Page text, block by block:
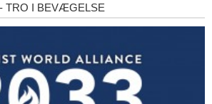
TRO I BEVÆGELSE